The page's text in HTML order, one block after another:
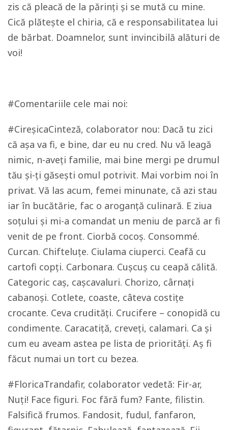
zis că pleacă de la părinți și se mută cu mine.
Cică plătește el chiria, că e responsabilitatea lui
de bărbat. Doamnelor, sunt invincibilă alături de
voi!
#Comentariile cele mai noi:
#CireșicaCinteză, colaborator nou: Dacă tu zici
că așa va fi, e bine, dar eu nu cred. Nu vă leagă
nimic, n-aveți familie, mai bine mergi pe drumul
tău și-ți găsești omul potrivit. Mai vorbim noi în
privat. Vă las acum, femei minunate, că azi stau
iar în bucătărie, fac o aroganță culinară. E ziua
soțului și mi-a comandat un meniu de parcă ar fi
venit de pe front. Ciorbă cocoș. Consommé.
Curcan. Chifteluțe. Ciulama ciuperci. Ceafă cu
cartofi copți. Carbonara. Cușcuș cu ceapă călită.
Categoric caș, cașcavaluri. Chorizo, cârnați
cabanoși. Cotlete, coaste, câteva costițe
crocante. Ceva crudități. Crucifere – conopidă cu
condimente. Caracatiță, creveți, calamari. Ca și
cum eu aveam astea pe lista de priorități. Aș fi
făcut numai un tort cu bezea.
#FloricaTrandafir, colaborator vedetă: Fir-ar,
Nuți! Face figuri. Foc fără fum? Fante, filistin.
Falsifică frumos. Fandosit, fudul, fanfaron,